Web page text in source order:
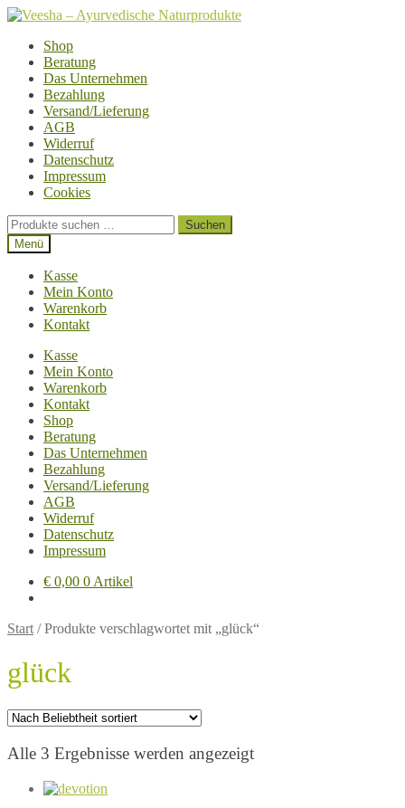
Zur
springen
Zum
springenShop
Beratung
Das Unternehmen
Bezahlung
Versand/Lieferung
AGB
Widerruf
Datenschutz
Impressum
Cookies
Suchen
nach:
Suchen
Menü
Kasse
Mein Konto
Warenkorb
Kontakt
Kasse
Mein Konto
Warenkorb
Kontakt
Shop
Beratung
Das Unternehmen
Bezahlung
Versand/Lieferung
AGB
Widerruf
Datenschutz
Impressum
€ 0,00 0 Artikel
Start /Produkte verschlagwortet mit „glück“
glück
Alle 3 Ergebnisse werden angezeigtNach